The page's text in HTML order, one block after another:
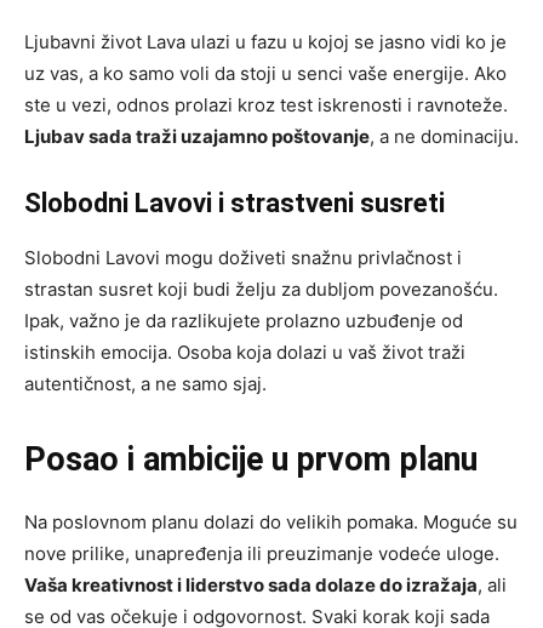
Ljubavni život Lava ulazi u fazu u kojoj se jasno vidi ko je
uz vas, a ko samo voli da stoji u senci vaše energije. Ako
ste u vezi, odnos prolazi kroz test iskrenosti i ravnoteže.
Ljubav sada traži uzajamno poštovanje, a ne dominaciju.
Slobodni Lavovi i strastveni susreti
Slobodni Lavovi mogu doživeti snažnu privlačnost i
strastan susret koji budi želju za dubljom povezanošću.
Ipak, važno je da razlikujete prolazno uzbuđenje od
istinskih emocija. Osoba koja dolazi u vaš život traži
autentičnost, a ne samo sjaj.
Posao i ambicije u prvom planu
Na poslovnom planu dolazi do velikih pomaka. Moguće su
nove prilike, unapređenja ili preuzimanje vodeće uloge.
Vaša kreativnost i liderstvo sada dolaze do izražaja, ali
se od vas očekuje i odgovornost. Svaki korak koji sada